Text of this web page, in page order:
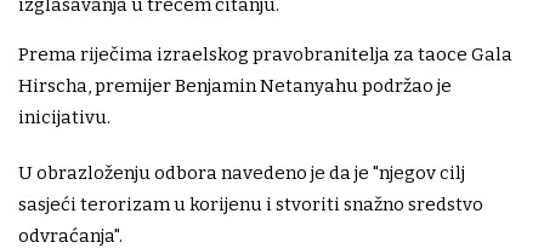
izglasavanja u trećem čitanju.
Prema riječima izraelskog pravobranitelja za taoce Gala
Hirscha, premijer Benjamin Netanyahu podržao je
inicijativu.
U obrazloženju odbora navedeno je da je "njegov cilj
sasjeći terorizam u korijenu i stvoriti snažno sredstvo
odvraćanja".